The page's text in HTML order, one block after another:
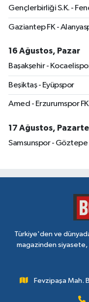
Gençlerbirliği S.K. -
Gaziantep FK -
16 Ağustos, Pazar
Başakşehir -
Beşiktaş - Eyüpspor
Amed - Erzurumspor FK
17 Ağustos,
Samsunspor - Göztepe
Türkiye'den ve
magazinden
Fevzipaşa Mah.